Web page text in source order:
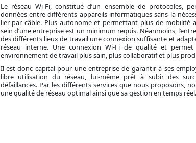
Le réseau Wi-Fi, constitué d’un ensemble de protocoles,
données entre différents appareils informatiques sans la
lier par câble. Plus autonome et permettant plus de mobilité
sein d’une entreprise est un minimum requis. Néanmoins,
des différents lieux de travail une connexion suffisante et
réseau interne. Une connexion Wi-Fi de qualité et permet
environnement de travail plus sain, plus collaboratif et plus
Il est donc capital pour une entreprise de garantir à ses
libre utilisation du réseau, lui-même prêt à subir des
défaillances. Par les différents services que nous proposons,
une qualité de réseau optimal ainsi que sa gestion en temps réel.